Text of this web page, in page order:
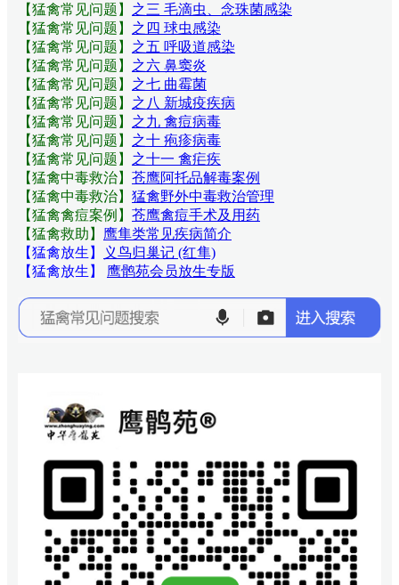
【猛禽常见问题 】 之三 毛滴虫、念珠菌感染
【猛禽常见问题 】 之四 球虫感染
【猛禽常见问题 】 之五 呼吸道感染
【猛禽常见问题 】 之六 鼻窦炎
【猛禽常见问题 】 之七 曲霉菌
【猛禽常见问题 】 之八 新城疫疾病
【猛禽常见问题 】 之九 禽痘病毒
【猛禽常见问题 】 之十 疱疹病毒
【猛禽常见问题 】 之十一 禽疟疾
【猛禽中毒救治】 苍鹰阿托品解毒案例
【猛禽中毒救治】 猛禽野外中毒救治管理
【猛禽禽痘案例】 苍鹰禽痘手术及用药
【猛禽救助】 鹰隼类常见疾病简介
【猛禽放生】
义鸟归巢记 (红隼)
【猛禽放生】
鹰鹘苑会员放生专版